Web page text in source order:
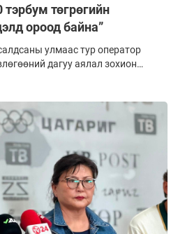
тэрбум төгрөгийн
ороод байна”
улмаас тур оператор
дагуу аялал зохион
хурал хийж, аялал жуулчлал